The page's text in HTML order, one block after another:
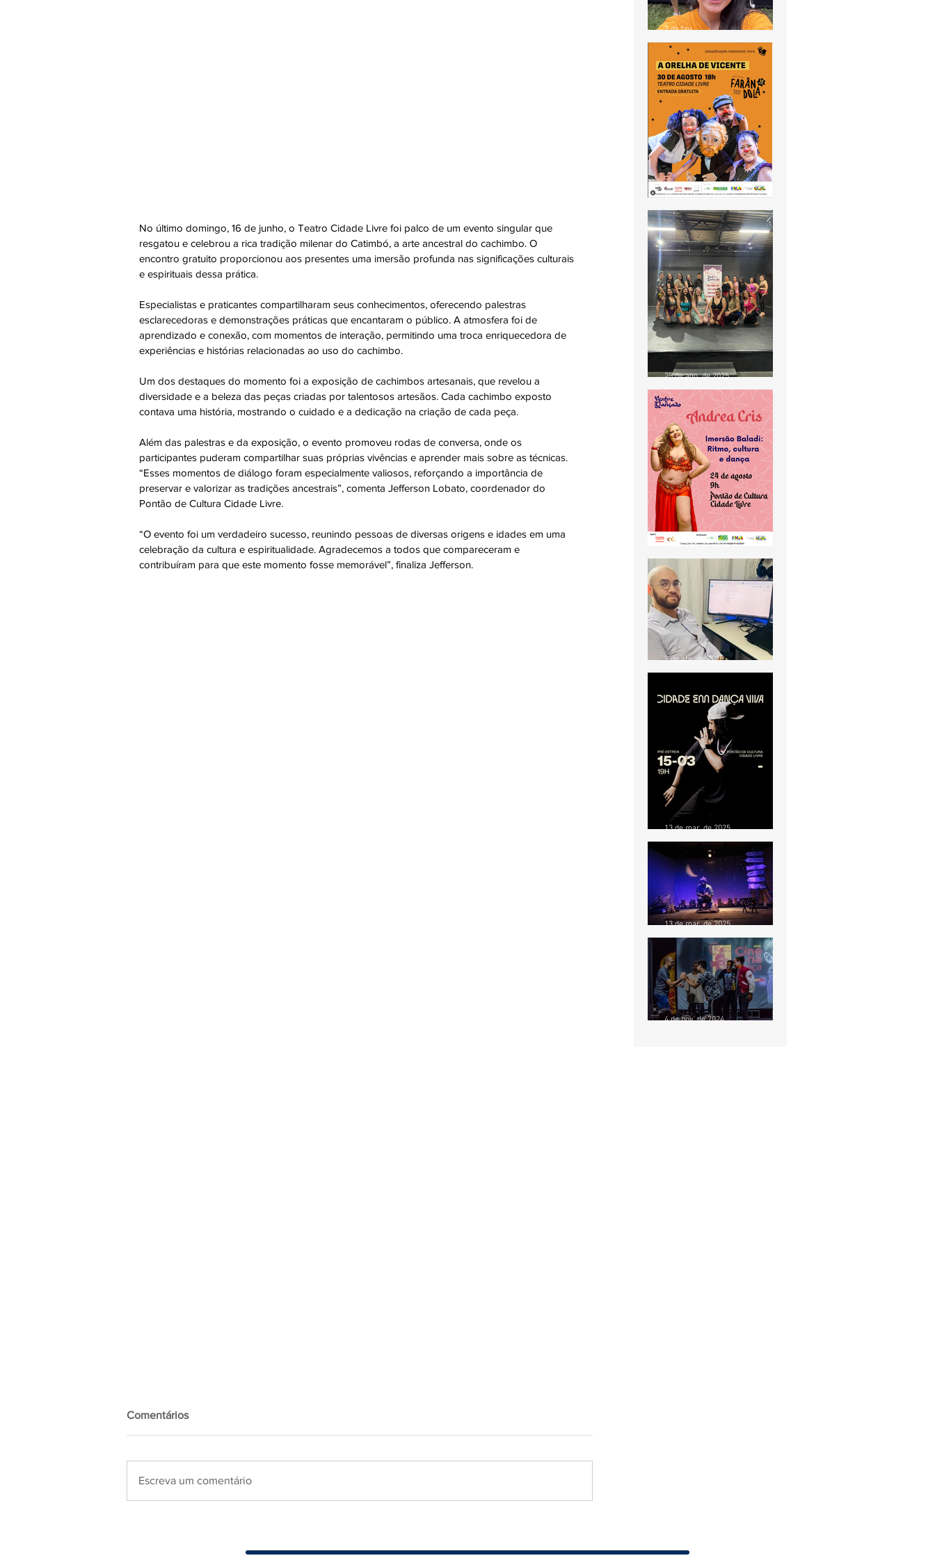
No último domingo, 16 de junho, o Teatro Cidade Livre foi palco de um evento singular que
resgatou e celebrou a rica tradição milenar do Catimbó, a arte ancestral do cachimbo. O
encontro gratuito proporcionou aos presentes uma imersão profunda nas significações culturais
e espirituais dessa prática.
Especialistas e praticantes compartilharam seus conhecimentos, oferecendo palestras
esclarecedoras e demonstrações práticas que encantaram o público. A atmosfera foi de
aprendizado e conexão, com momentos de interação, permitindo uma troca enriquecedora de
experiências e histórias relacionadas ao uso do cachimbo.
Um dos destaques do momento foi a exposição de cachimbos artesanais, que revelou a
diversidade e a beleza das peças criadas por talentosos artesãos. Cada cachimbo exposto
contava uma história, mostrando o cuidado e a dedicação na criação de cada peça.
Além das palestras e da exposição, o evento promoveu rodas de conversa, onde os
participantes puderam compartilhar suas próprias vivências e aprender mais sobre as técnicas.
“Esses momentos de diálogo foram especialmente valiosos, reforçando a importância de
preservar e valorizar as tradições ancestrais”, comenta Jefferson Lobato, coordenador do
Pontão de Cultura Cidade Livre.
“O evento foi um verdadeiro sucesso, reunindo pessoas de diversas origens e idades em uma
celebração da cultura e espiritualidade. Agradecemos a todos que compareceram e
contribuíram para que este momento fosse memorável”, finaliza Jefferson.
Comentários
Escreva um comentário
Pontão de Cultura Cidade
Livre acompanha agenda
do "Circula MinC" em Goiás
2 de fev.
🎭 Farândola TeatroCirco
apresenta: A Orelha de
Vicente
28 de ago. de 2025
Aula de Baladi com Andrea
Cris movimenta o Pontão
de Cultura Cidade Livre
25 de ago. de 2025
Projeto Ventre Dançado
realiza aula especial de
Baladi no Pontão de
Cultura Cidade Livre
19 de ago. de 2025
ENSINA PRODUTORES E
INICIANTES A PRESTAR
CONTAS EM PROJETOS
CULTURAIS
9 de abr. de 2025
Pré-estreia do
documentário “Cidade em
Dança Viva” acontece no
Pontão de Cultura Cidade
Livre no dia 15 de março
13 de mar. de 2025
“Sinfonia do Caos” retorna
ao palco para cinco
sessões gratuitas em
Ceilândia
13 de mar. de 2025
4 de nov. de 2024